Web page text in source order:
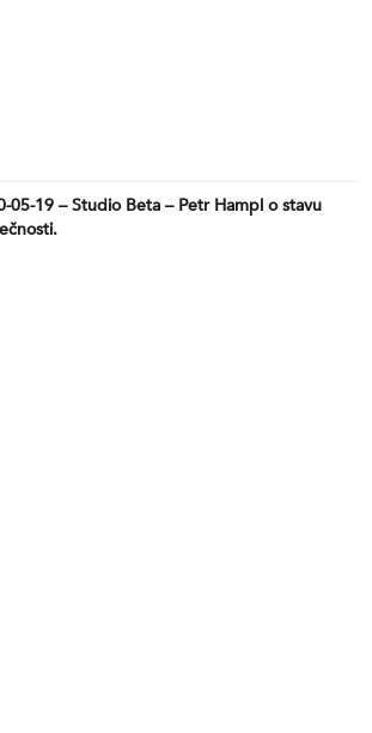
05-19 – Studio Beta – Petr Hampl o stavu